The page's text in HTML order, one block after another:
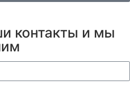
контакты и мы